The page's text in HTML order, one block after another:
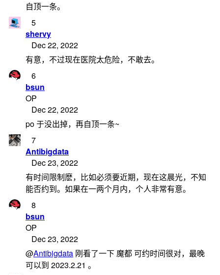
自顶一条。
5
shervy
Dec 22, 2022
有意，不过现在医院太危险，不敢去。
6
bsun
OP
Dec 22, 2022
po 于没出掉，再自顶一条~
7
Antibigdata
Dec 23, 2022
有时间限制麽，比如必须要近期，现在这晨光，不知
能否约到。如果在一两个月内，个人非常有意。
8
bsun
OP
Dec 23, 2022
@Antibigdata 刚看了一下 魔都 可约时间很对，最晚
可以到 2023.2.21 。